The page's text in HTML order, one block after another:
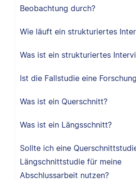
Beobachtung durch?
Wie läuft ein strukturiertes
Was ist ein strukturiertes
Ist die Fallstudie eine
Was ist ein Querschnitt?
Was ist ein Längsschnitt?
Sollte ich eine
Längschnittstudie für meine
Abschlussarbeit nutzen?